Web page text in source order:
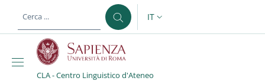
al contenuto principale
SELETTORE LINGUA:
IT
CLA - Centro Linguistico d'Ateneo